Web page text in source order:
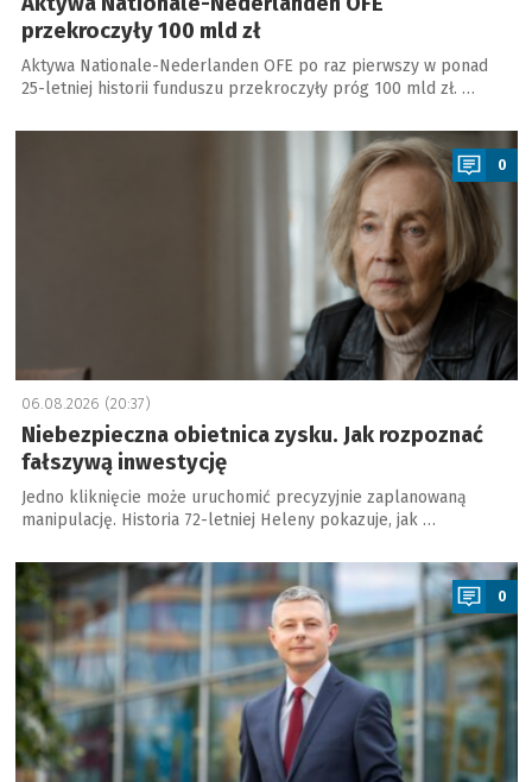
przekroczyły 100 mld zł
Aktywa Nationale-Nederlanden OFE po raz pierwszy w ponad
25-letniej historii funduszu przekroczyły próg 100 mld zł. …
a
0
06.08.2026 (20:37)
Niebezpieczna obietnica zysku. Jak rozpoznać
fałszywą inwestycję
Jedno kliknięcie może uruchomić precyzyjnie zaplanowaną
manipulację. Historia 72-letniej Heleny pokazuje, jak …
a
0